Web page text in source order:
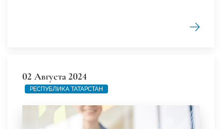
02 Августа 2024
РЕСПУБЛИКА ТАТАРСТАН